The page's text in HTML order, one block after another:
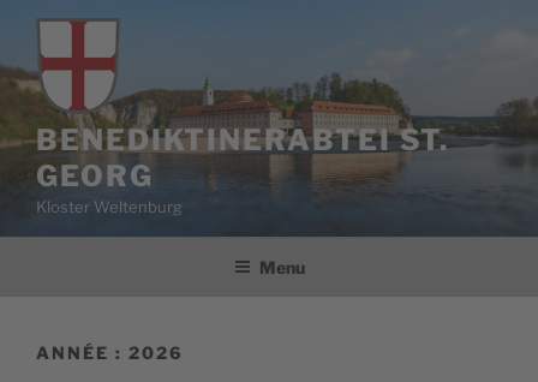
Aller
contenu
principal
BENEDIKTINERABTEI ST.
GEORG
Kloster Weltenburg
Menu
ANNÉE : 2026